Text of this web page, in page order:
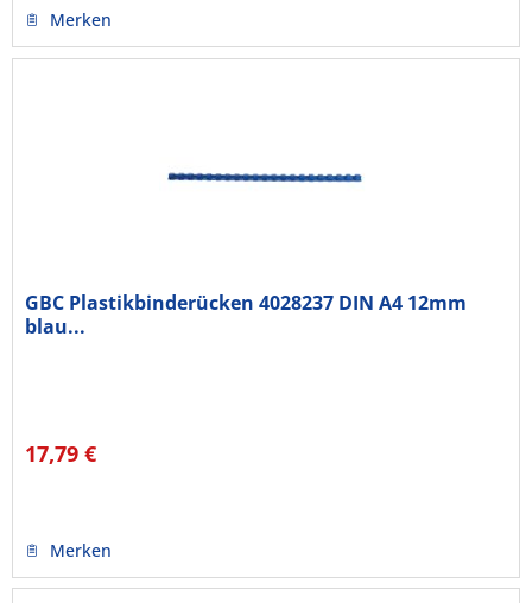
Merken
GBC Plastikbinderücken 4028237 DIN A4 12mm
blau...
17,79 €
Merken